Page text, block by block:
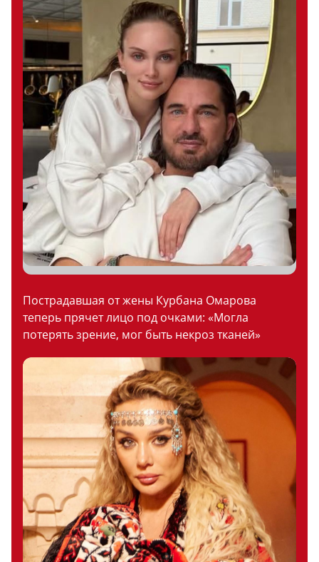
Пострадавшая от жены Курбана Омарова
теперь прячет лицо под очками: «Могла
потерять зрение, мог быть некроз тканей»